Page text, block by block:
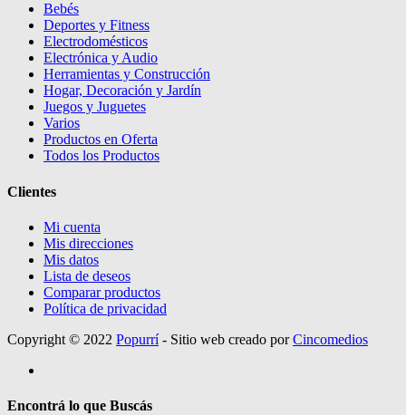
Bebés
Deportes y Fitness
Electrodomésticos
Electrónica y Audio
Herramientas y Construcción
Hogar, Decoración y Jardín
Juegos y Juguetes
Varios
Productos en Oferta
Todos los Productos
Clientes
Mi cuenta
Mis direcciones
Mis datos
Lista de deseos
Comparar productos
Política de privacidad
Copyright © 2022 Popurrí- Sitio web creado porCincomedios
Encontrá lo que Buscás